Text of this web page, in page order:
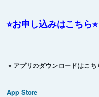
⭐︎お申し込みはこちら⭐︎
▼アプリのダウンロードはこち
App Store